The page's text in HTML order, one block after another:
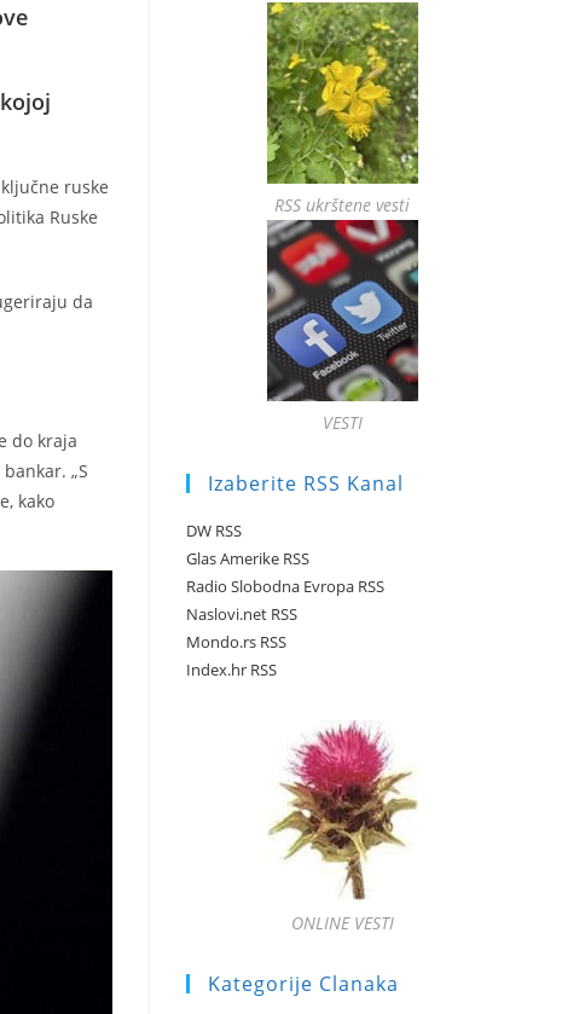
ruske
Ruske
da
do kraja
„S
kako
RSS ukrštene vesti
VESTI
Izaberite RSS Kanal
DW RSS
Glas Amerike RSS
Radio Slobodna Evropa RSS
Naslovi.net RSS
Mondo.rs RSS
Index.hr RSS
ONLINE VESTI
Kategorije Clanaka